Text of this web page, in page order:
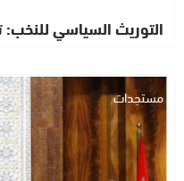
التوريث السياسي للنخب:
مستجدات